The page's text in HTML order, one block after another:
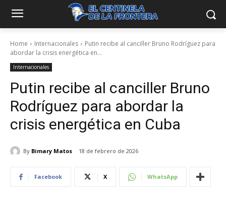
Home Internacionales
Putin recibe al canciller Bruno Rodríguez para
abordar la crisis energética en...
Internacionales
Putin recibe al canciller Bruno
Rodríguez para abordar la
crisis energética en Cuba
By Bimary Matos 18 de febrero de 2026
Facebook X WhatsApp